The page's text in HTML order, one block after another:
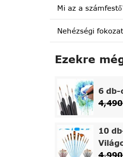
Mi az a
Nehézségi
Ezekre
6
10